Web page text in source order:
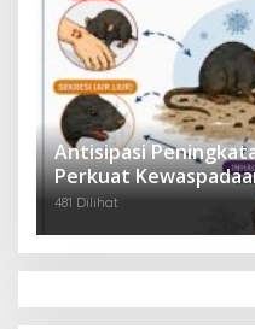
Antisipasi
Perkuat
481 Dilihat